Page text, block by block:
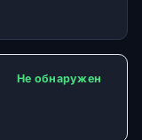
Не обнаружен